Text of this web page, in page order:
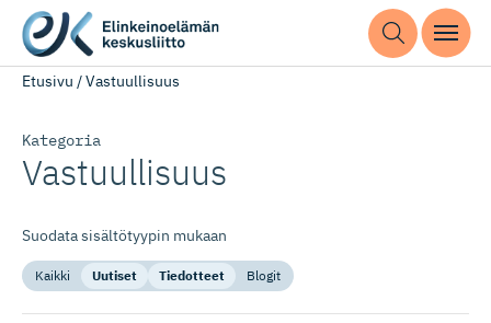
Etusivu /Vastuullisuus
Kategoria
Vastuullisuus
Suodata sisältötyypin mukaan
Kaikki Uutiset Tiedotteet Blogit